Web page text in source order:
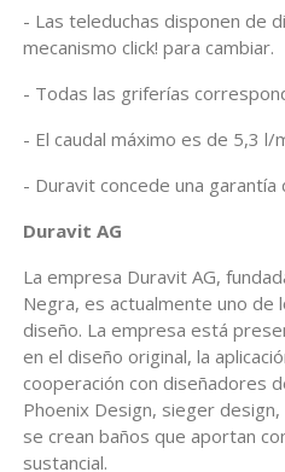
- Las teleduchas disponen de
mecanismo click! para cambiar.
- Todas las griferías
- El caudal máximo es de 5,3 l/
- Duravit concede una
Duravit AG
La empresa Duravit AG,
Negra, es actualmente uno
diseño. La empresa está
en el diseño original, la
cooperación con diseñadores
Phoenix Design, sieger
se crean baños que aportan
sustancial.